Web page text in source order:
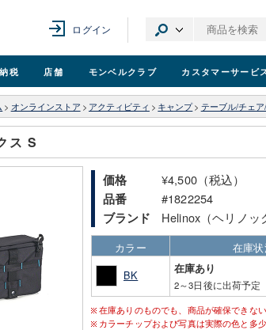
ログイン
税 店舗 モンベルクラブ カスタマーサービ
> オンラインストア > アクティビティ > キャンプ> テーブル/チェア
ス S
価格 ¥4,500（税込）
品番 #1822254
ブランド Helinox（ヘリノッ
カラー 在庫
BK
在庫あり
2～3日後に出荷予定
在庫ありのものでも、商品が確保できな
カラーチップおよび写真は実際の色と多